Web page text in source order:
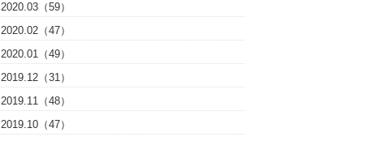
2020.03（59）
2020.02（47）
2020.01（49）
2019.12（31）
2019.11（48）
2019.10（47）